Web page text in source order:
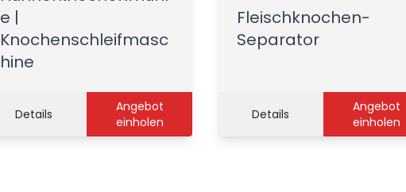
e |
Knochenschleifmasc
hine
Details
Angebot
einholen
Fleischknochen-
Separator
Details
Angebot
einholen